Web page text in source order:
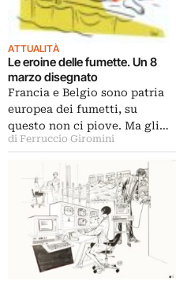
ATTUALITÀ
Le eroine delle fumette. Un 8
marzo disegnato
Francia e Belgio sono patria
europea dei fumetti, su
questo non ci piove. Ma gli…
di Ferruccio Giromini